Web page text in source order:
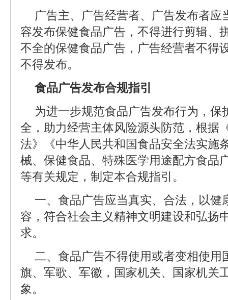
广告主、广告经营者、广告发布者应
容发布保健食品广告，不得进行剪辑、
不全的保健食品广告，广告经营者不得
不得发布。
食品广告发布合规指引
为进一步规范食品广告发布行为，保
全，助力经营主体风险源头防范，根据
法》《中华人民共和国食品安全法实施
械、保健食品、特殊医学用途配方食品
等有关规定，制定本合规指引。
一、食品广告应当真实、合法，以健
容，符合社会主义精神文明建设和弘扬
求。
二、食品广告不得使用或者变相使用
旗、军歌、军徽，国家机关、国家机关
象。